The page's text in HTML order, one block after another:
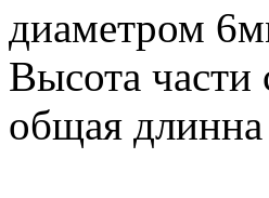
диаметром
Высота
общая